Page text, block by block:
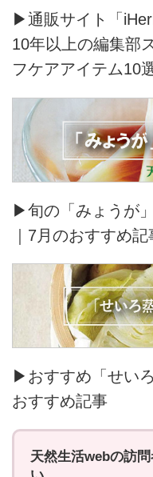
▶通販サイト「
10年以上の編集部
フケアアイテム10
▶旬の「みょうが
｜7月のおすすめ記
▶おすすめ「せい
おすすめ記事